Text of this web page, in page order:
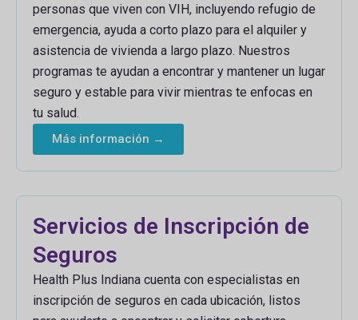
personas que viven con VIH, incluyendo refugio de
emergencia, ayuda a corto plazo para el alquiler y
asistencia de vivienda a largo plazo. Nuestros
programas te ayudan a encontrar y mantener un lugar
seguro y estable para vivir mientras te enfocas en
tu salud.
Más información →
Servicios de Inscripción de
Seguros
Health Plus Indiana cuenta con especialistas en
inscripción de seguros en cada ubicación, listos